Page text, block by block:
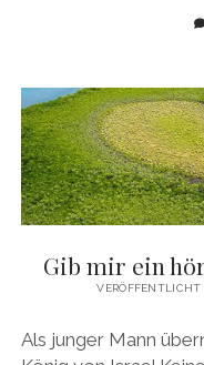
Gib mir ein
Als junger Mann